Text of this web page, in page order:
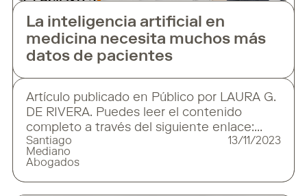
La inteligencia artificial en
medicina necesita muchos más
datos de pacientes
Artículo publicado en Público por LAURA G.
DE RIVERA. Puedes leer el contenido
completo a través del siguiente enlace:
https://www.publico.es/ciencias/inteligencia-
artificial-medicina-necesita-mas-datos-
Santiago
Mediano
Abogados
13/11/2023